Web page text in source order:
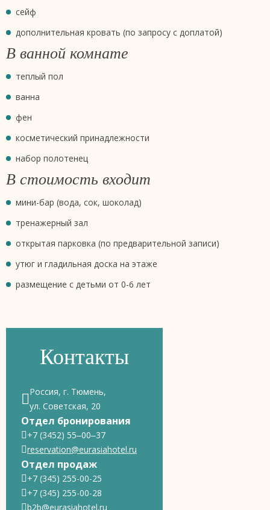
сейф
дополнительная кровать (по запросу с доплатой)
В ванной комнате
теплый пол
ванна
фен
косметический принадлежности
набор полотенец
В стоимость входит
мини-бар (вода, сок, шоколад)
тренажерный зал
открытая парковка (по предварительной записи)
утюг и гладильная доска на этаже
размещение с детьми от 0-6 лет
Контакты
Россия, г. Тюмень,
ул. Советская, 20
Отдел бронирования
+7 (3452) 55‒00‒37
reservation@eurasiahotel.ru
Отдел продаж
+7 (345) 255-00-25
+7 (345) 255-00-28
b2b@eurasiahotel.ru